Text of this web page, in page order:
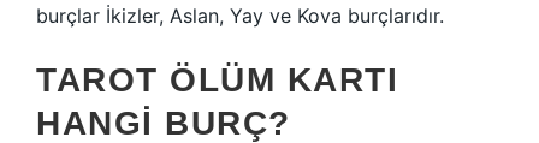
burçlar İkizler, Aslan, Yay ve Kova burçlarıdır.
TAROT ÖLÜM KARTI
HANGI BURÇ?